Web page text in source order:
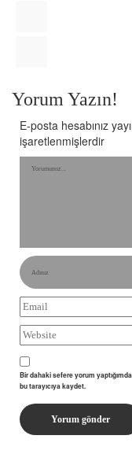
Yorum Yazın!
E-posta hesabınız
işaretlenmişlerdir
Bir dahaki sefere yorum
bu tarayıcıya kaydet.